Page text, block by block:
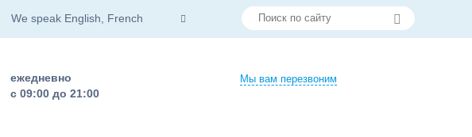
We speak English, French
Мы вам перезвоним
ежедневно
с 09:00 до 21:00